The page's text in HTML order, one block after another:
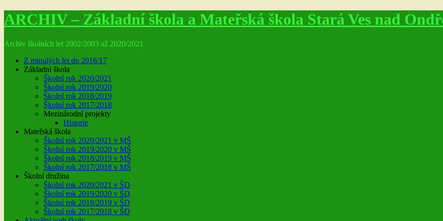
ARCHIV – Základní škola a Mateřská škola Stará Ves nad
Archiv školních let 2002/2003 až 2020/2021
Z minulých let do 2016/17
Základní škola
Školní rok 2020/2021
Školní rok 2019/2020
Školní rok 2018/2019
Školní rok 2017/2018
Mezinárodní projekty
Historie
Mateřská škola
Školní rok 2020/2021 v MŠ
Školní rok 2019/2020 v MŠ
Školní rok 2018/2019 v MŠ
Školní rok 2017/2018 v MŠ
Školní družina
Školní rok 2020/2021 v ŠD
Školní rok 2019/2020 v ŠD
Školní rok 2018/2019 v ŠD
Školní rok 2017/2018 v ŠD